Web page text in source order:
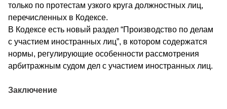
только по протестам узкого круга должностных лиц,
перечисленных в Кодексе.
В Кодексе есть новый раздел “Производство по делам
с участием иностранных лиц”, в котором содержатся
нормы, регулирующие особенности рассмотрения
арбитражным судом дел с участием иностранных лиц.
Заключение